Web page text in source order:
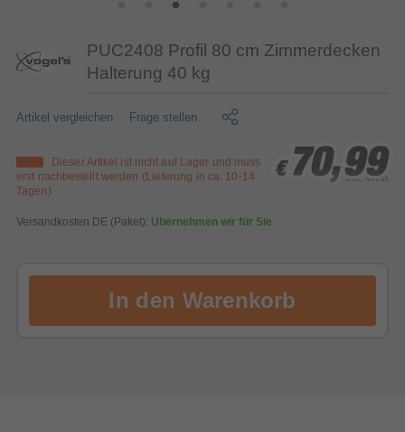
PUC2408 Profil 80 cm Zimmerdecken
Halterung 40 kg
Artikel vergleichen Frage stellen
Dieser Artikel ist nicht auf Lager und muss
erst nachbestellt werden (Lieferung in ca. 10-14
Tagen)
Versandkosten DE (Paket): Übernehmen wir für Sie
€ 70,99
€ 70,99
€ 70,99
inkl. MwSt.